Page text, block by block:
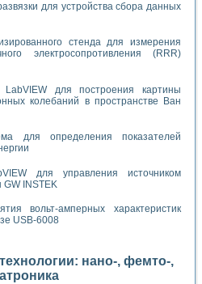
для устройства сбора данных
стенда для измерения
электросопротивления (RRR)
для построения картины
колебаний в пространстве Ван
для определения показателей
для управления источником
INSTEK
вольт-амперных характеристик
USB-6008
нано-, фемто-,